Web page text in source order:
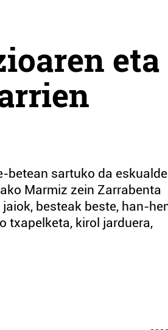
eta
betean sartuko da
Marmiz zein Zarrabenta
besteak beste, han-
txapelketa, kirol jarduera,